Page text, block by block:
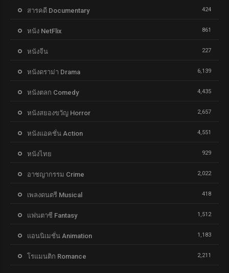
สารคดี Documentary 424
หนัง NetFlix 861
หนังจีน 227
หนังดราม่า Drama 6,139
หนังตลก Comedy 4,435
หนังสยองขวัญ Horror 2,657
หนังแอคชั่น Action 4,551
หนังไทย 929
อาชญากรรม Crime 2,022
เพลงดนตรี Musical 418
แฟนตาซี Fantasy 1,512
แอนนิเมชั่น Animation 1,183
โรแมนติก Romance 2,211